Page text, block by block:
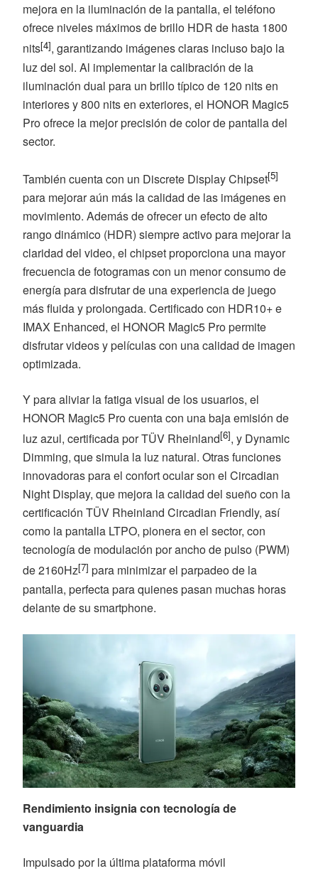
mejora en la iluminación de la pantalla, el teléfono
ofrece niveles máximos de brillo HDR de hasta 1800
nits[4], garantizando imágenes claras incluso bajo la
luz del sol. Al implementar la calibración de la
iluminación dual para un brillo típico de 120 nits en
interiores y 800 nits en exteriores, el HONOR Magic5
Pro ofrece la mejor precisión de color de pantalla del
sector.
También cuenta con un Discrete Display Chipset[5]
para mejorar aún más la calidad de las imágenes en
movimiento. Además de ofrecer un efecto de alto
rango dinámico (HDR) siempre activo para mejorar la
claridad del video, el chipset proporciona una mayor
frecuencia de fotogramas con un menor consumo de
energía para disfrutar de una experiencia de juego
más fluida y prolongada. Certificado con HDR10+ e
IMAX Enhanced, el HONOR Magic5 Pro permite
disfrutar videos y películas con una calidad de imagen
optimizada.
Y para aliviar la fatiga visual de los usuarios, el
HONOR Magic5 Pro cuenta con una baja emisión de
luz azul, certificada por TÜV Rheinland[6], y Dynamic
Dimming, que simula la luz natural. Otras funciones
innovadoras para el confort ocular son el Circadian
Night Display, que mejora la calidad del sueño con la
certificación TÜV Rheinland Circadian Friendly, así
como la pantalla LTPO, pionera en el sector, con
tecnología de modulación por ancho de pulso (PWM)
de 2160Hz[7] para minimizar el parpadeo de la
pantalla, perfecta para quienes pasan muchas horas
delante de su smartphone.
Rendimiento insignia con tecnología de
vanguardia
Impulsado por la última plataforma móvil